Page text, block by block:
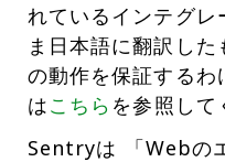
れているインテグレ
ま日本語に翻訳し
の動作を保証する
はこちら を参照して
Sentryは 「Webの